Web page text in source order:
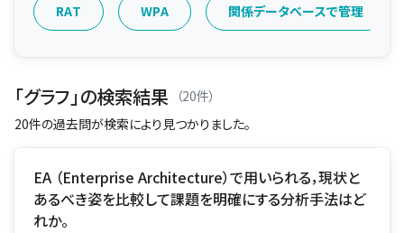
RAT
WPA 関係データベースで管理
「グラフ」の検索結果
（20件）
20件の過去問が検索により見つかりました。
EA （Enterprise Architecture）で用いられる，現状と
あるべき姿を比較して課題を明確にする分析手法はど
れか。